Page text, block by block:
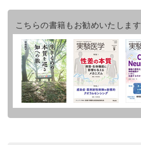
こちらの書籍もお勧めいたします